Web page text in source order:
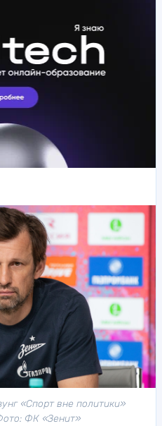
«Спорт вне политики»
ФК «Зенит»